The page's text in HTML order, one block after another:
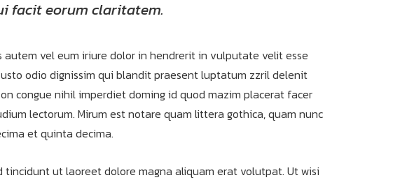
facit eorum claritatem.
vel eum iriure dolor in hendrerit in vulputate velit esse
odio dignissim qui blandit praesent luptatum zzril delenit
congue nihil imperdiet doming id quod mazim placerat facer
lectorum. Mirum est notare quam littera gothica, quam nunc
et quinta decima.
ut laoreet dolore magna aliquam erat volutpat. Ut wisi